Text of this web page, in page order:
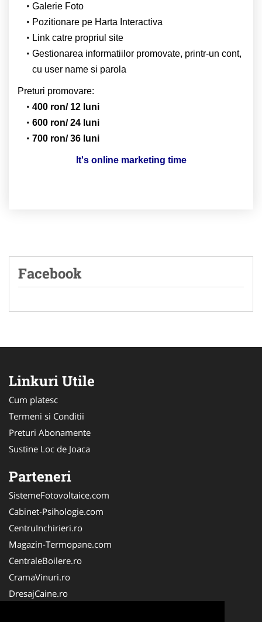
Galerie Foto
Pozitionare pe Harta Interactiva
Link catre propriul site
Gestionarea informatiilor promovate, printr-un cont,
cu user name si parola
Preturi promovare:
400 ron/ 12 luni
600 ron/ 24 luni
700 ron/ 36 luni
It's online marketing time
Facebook
Linkuri Utile
Cum platesc
Termeni si Conditii
Preturi Abonamente
Sustine Loc de Joaca
Parteneri
SistemeFotovoltaice.com
Cabinet-Psihologie.com
CentruInchirieri.ro
Magazin-Termopane.com
CentraleBoilere.ro
CramaVinuri.ro
DresajCaine.ro